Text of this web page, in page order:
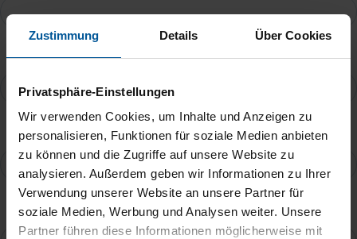
Zustimmung Details Über Cookies
Privatsphäre-Einstellungen
Wir verwenden Cookies, um Inhalte und Anzeigen zu
personalisieren, Funktionen für soziale Medien anbieten
zu können und die Zugriffe auf unsere Website zu
analysieren. Außerdem geben wir Informationen zu Ihrer
Verwendung unserer Website an unsere Partner für
soziale Medien, Werbung und Analysen weiter. Unsere
Partner führen diese Informationen möglicherweise mit
E-Mail*
Telefonnummer
Ihre Nachricht an Kirsti König*